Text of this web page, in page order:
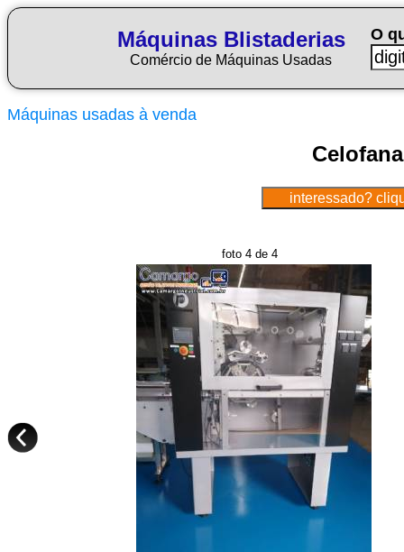
Máquinas Blistaderias
Comércio de Máquinas Usadas
O
Máquinas usadas à venda
foto 4 de 4